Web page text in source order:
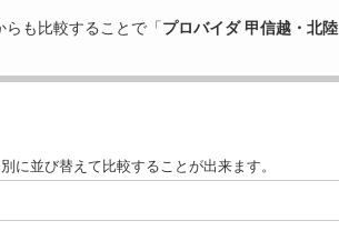
らも比較することで「プロバイダ 甲信越・北陸
に並び替えて比較することが出来ます。